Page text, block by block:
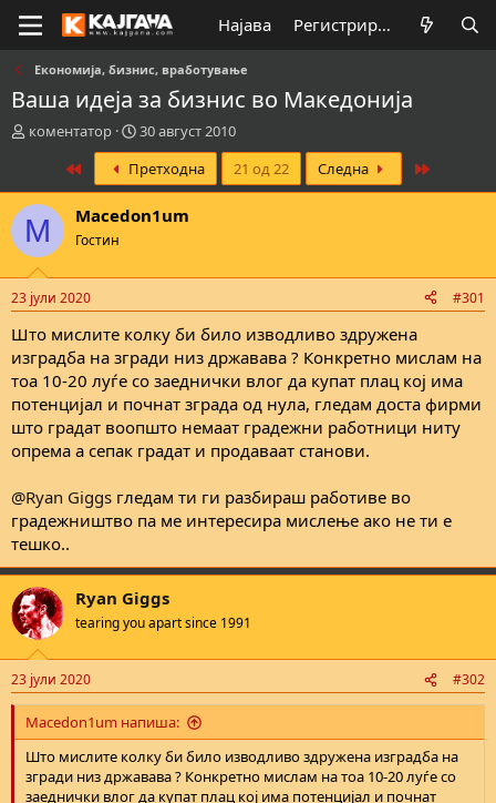
Најава Регистрирај се
Економија, бизнис, вработување
Ваша идеја за бизнис во Македонија
К
а
т
о
н
а
т
е
а
т
а
коментатор
В
р
е
м
е
п
о
н
у
в
а
њ
30 август 2010
Претходна 21 од 22 Следна
M Macedon1um
Гостин
23 јули 2020 #301
Што мислите колку би било изводливо здружена
изградба на згради низ државава ? Конкретно мислам на
тоа 10-20 луѓе со заеднички влог да купат плац кој има
потенцијал и почнат зграда од нула, гледам доста фирми
што градат воопшто немаат градежни работници ниту
опрема а сепак градат и продаваат станови.
@Ryan Giggs гледам ти ги разбираш работиве во
градежништво па ме интересира мислење ако не ти е
тешко..
Ryan Giggs
tearing you apart since 1991
23 јули 2020 #302
Macedon1um напиша:
Што мислите колку би било изводливо здружена изградба на
згради низ државава ? Конкретно мислам на тоа 10-20 луѓе со
заеднички влог да купат плац кој има потенцијал и почнат